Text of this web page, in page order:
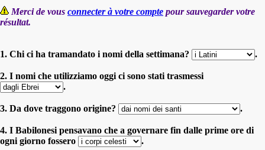
Merci de vous connecter à votre compte pour sauvegarder votre
résultat.
1. Chi ci ha tramandato i nomi della settimana? .
2. I nomi che utilizziamo oggi ci sono stati trasmessi
.
3. Da dove traggono origine? .
4. I Babilonesi pensavano che a governare fin dalle prime ore di
ogni giorno fossero
.